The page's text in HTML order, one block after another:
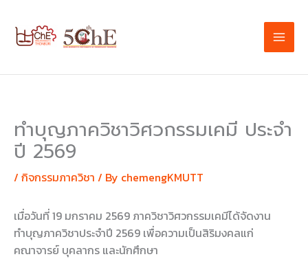
content
ทำบุญภาควิชาวิศวกรรมเคมี ประจำ
ปี 2569
/ กิจกรรมภาควิชา / By chemengKMUTT
เมื่อวันที่ 19 มกราคม 2569 ภาควิชาวิศวกรรมเคมีได้จัดงาน
ทำบุญภาควิชาประจำปี 2569 เพื่อความเป็นสิริมงคลแก่
คณาจารย์ บุคลากร และนักศึกษา